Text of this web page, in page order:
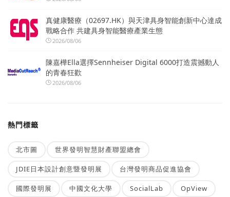
真健康醫療（02697.HK）與天津具身智能創新中心達成
戰略合作 共建具身智能醫療產業生態
2026/08/06
陳嘉樺Ella選擇Sennheiser Digital 6000打造震撼動人
的青春狂歡
2026/08/06
熱門標籤
北市圖 世界發明智慧財產聯盟總會
JDIE日本設計創意暨發明展 台灣發明商品促進協會
國際發明展 中國文化大學 SocialLab OpView